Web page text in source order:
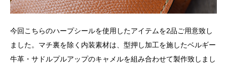
今回こちらのハープシールを使用したアイテムを2品ご用意致し
ました。マチ裏を除く内装素材は、型押し加工を施したベルギー
牛革・サドルプルアップのキャメルを組み合わせて製作致しまし